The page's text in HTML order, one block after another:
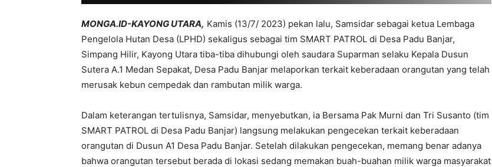
MONGA.ID-KAYONG UTARA, Kamis (13/7/ 2023) pekan lalu, Samsidar sebagai ketua Lembaga
Pengelola Hutan Desa (LPHD) sekaligus sebagai tim SMART PATROL di Desa Padu Banjar,
Simpang Hilir, Kayong Utara tiba-tiba dihubungi oleh saudara Suparman selaku Kepala Dusun
Sutera A.1 Medan Sepakat, Desa Padu Banjar melaporkan terkait keberadaan orangutan yang telah
merusak kebun cempedak dan rambutan milik warga.
Dalam keterangan tertulisnya, Samsidar, menyebutkan, ia Bersama Pak Murni dan Tri Susanto (tim
SMART PATROL di Desa Padu Banjar) langsung melakukan pengecekan terkait keberadaan
orangutan di Dusun A1 Desa Padu Banjar. Setelah dilakukan pengecekan, memang benar adanya
bahwa orangutan tersebut berada di lokasi sedang memakan buah-buahan milik warga masyarakat